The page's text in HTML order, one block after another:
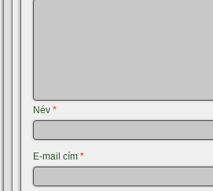
Név*
E-mail cím*